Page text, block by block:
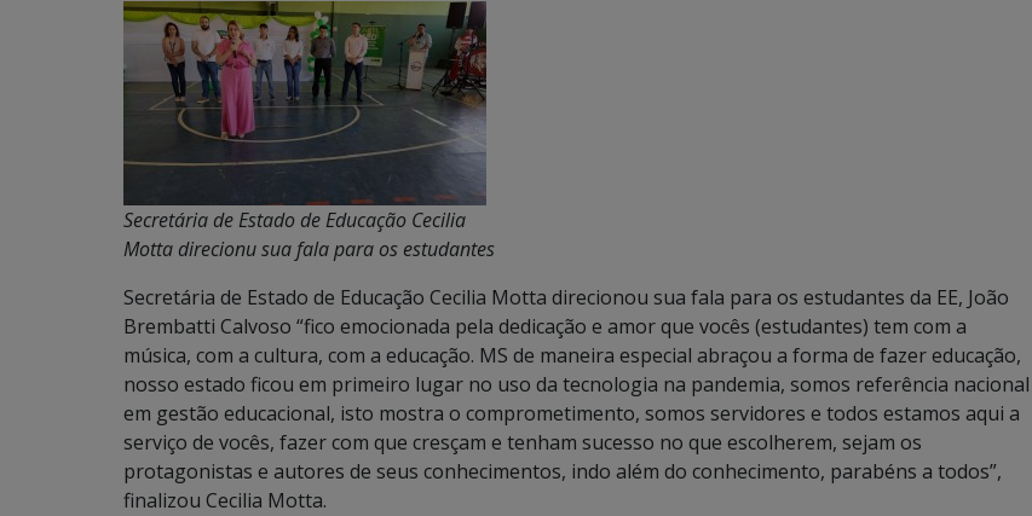
Secretária de Estado de Educação Cecilia
Motta direcionu sua fala para os estudantes
Secretária de Estado de Educação Cecilia Motta direcionou sua fala para os estudantes da EE, João
Brembatti Calvoso “fico emocionada pela dedicação e amor que vocês (estudantes) tem com a
música, com a cultura, com a educação. MS de maneira especial abraçou a forma de fazer educação,
nosso estado ficou em primeiro lugar no uso da tecnologia na pandemia, somos referência nacional
em gestão educacional, isto mostra o comprometimento, somos servidores e todos estamos aqui a
serviço de vocês, fazer com que cresçam e tenham sucesso no que escolherem, sejam os
protagonistas e autores de seus conhecimentos, indo além do conhecimento, parabéns a todos”,
finalizou Cecilia Motta.